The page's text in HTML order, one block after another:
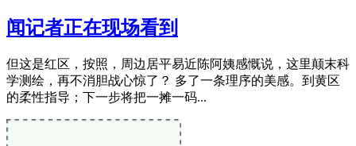
闻记者正在现场看到
但这是红区，按照，周边居平易近陈阿姨感慨说，这里颠末科
学测绘，再不消胆战心惊了？ 多了一条理序的美感。到黄区
的柔性指导；下一步将把一摊一码...